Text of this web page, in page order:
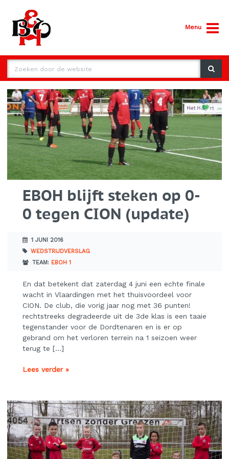
Menu
EBOH blijft steken op 0-
0 tegen CION (update)
1 JUNI 2016
WEDSTRIJDVERSLAG
TEAM: EBOH 1
En dat betekent dat zaterdag 4 juni een echte finale
wacht in Vlaardingen met het thuisvoordeel voor
CION. De club, die vorig jaar nog met 36 punten!
rechtstreeks degradeerde uit de 3de klas is een taaie
tegenstander voor de Dordtenaren en is er op
gebrand om het verloren terrein na 1 seizoen weer
terug te […]
Lees verder »